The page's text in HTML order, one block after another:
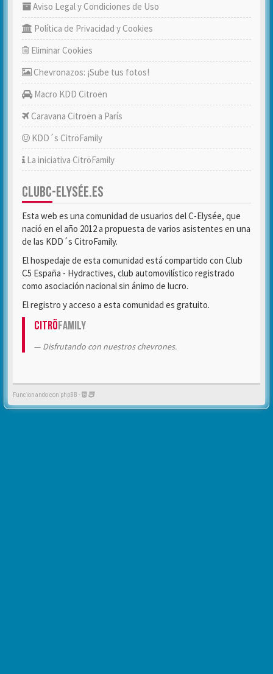
Aviso Legal y Condiciones de Uso
Política de Privacidad y Cookies
Eliminar Cookies
Chevronazos: ¡Sube tus fotos!
Macro KDD Citroën
Caravana Citroën a París
KDD´s CitröFamily
La iniciativa CitröFamily
CLUBC-ELYSÉE.ES
Esta web es una comunidad de usuarios del C-Elysée, que
nació en el año 2012 a propuesta de varios asistentes en una
de las KDD´s CitroFamily.
El hospedaje de esta comunidad está compartido con Club
C5 España - Hydractives, club automovilístico registrado
como asociación nacional sin ánimo de lucro.
El registro y acceso a esta comunidad es gratuito.
CitröFamily
Disfrutando con nuestros chevrones.
Funcionando con phpBB -